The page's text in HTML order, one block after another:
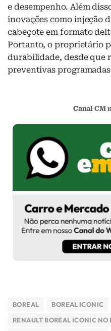
e desempenho. Além
inovações como injeção
cabeçote em formato
Portanto, o proprietário
durabilidade, desde que
preventivas
Canal CM
BOREAL BOREAL ICONIC
RENAULT BOREAL ICONIC NO